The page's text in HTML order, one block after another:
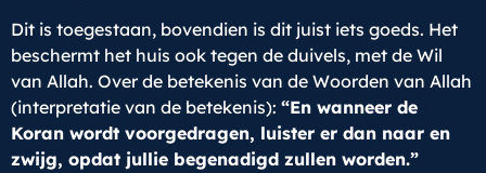
Dit is toegestaan, bovendien is dit juist iets goeds. Het
beschermt het huis ook tegen de duivels, met de Wil
van Allah. Over de betekenis van de Woorden van Allah
(interpretatie van de betekenis): “En wanneer de
Koran wordt voorgedragen, luister er dan naar en
zwijg, opdat jullie begenadigd zullen worden.”